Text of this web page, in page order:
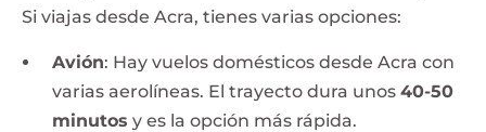
Si viajas desde Acra, tienes varias opciones:
Avión: Hay vuelos domésticos desde Acra con
varias aerolíneas. El trayecto dura unos 40-50
minutos y es la opción más rápida.